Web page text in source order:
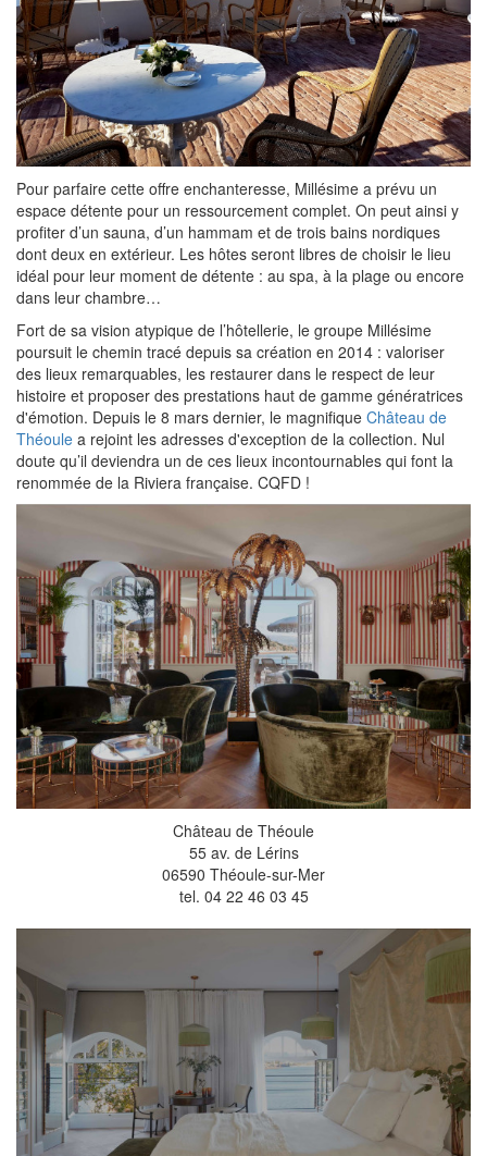
Pour parfaire cette offre enchanteresse, Millésime a prévu un
espace détente pour un ressourcement complet. On peut ainsi y
profiter d’un sauna, d’un hammam et de trois bains nordiques
dont deux en extérieur. Les hôtes seront libres de choisir le lieu
idéal pour leur moment de détente : au spa, à la plage ou encore
dans leur chambre…
Fort de sa vision atypique de l’hôtellerie, le groupe Millésime
poursuit le chemin tracé depuis sa création en 2014 : valoriser
des lieux remarquables, les restaurer dans le respect de leur
histoire et proposer des prestations haut de gamme génératrices
d'émotion. Depuis le 8 mars dernier, le magnifique Château de
Théoule a rejoint les adresses d'exception de la collection. Nul
doute qu’il deviendra un de ces lieux incontournables qui font la
renommée de la Riviera française. CQFD !
Château de Théoule
55 av. de Lérins
06590 Théoule-sur-Mer
tel. 04 22 46 03 45